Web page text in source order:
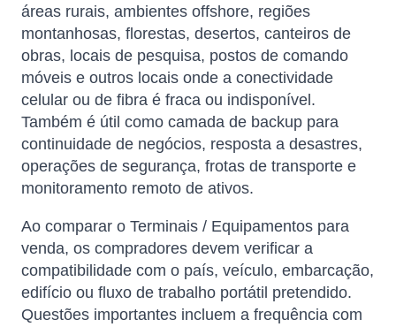
áreas rurais, ambientes offshore, regiões
montanhosas, florestas, desertos, canteiros de
obras, locais de pesquisa, postos de comando
móveis e outros locais onde a conectividade
celular ou de fibra é fraca ou indisponível.
Também é útil como camada de backup para
continuidade de negócios, resposta a desastres,
operações de segurança, frotas de transporte e
monitoramento remoto de ativos.
Ao comparar o Terminais / Equipamentos para
venda, os compradores devem verificar a
compatibilidade com o país, veículo, embarcação,
edifício ou fluxo de trabalho portátil pretendido.
Questões importantes incluem a frequência com